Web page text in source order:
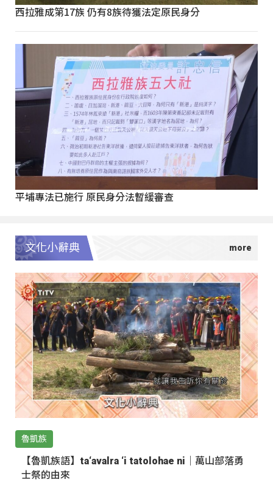
西拉雅成第17族 仍有8族待獲法定原民身分
平埔專法已施行 原民身分法暫緩審查
文化小辭典
魯凱族
【魯凱族語】ta‘avalra ‘i tatolohae ni｜萬山部落勇
士祭的由來